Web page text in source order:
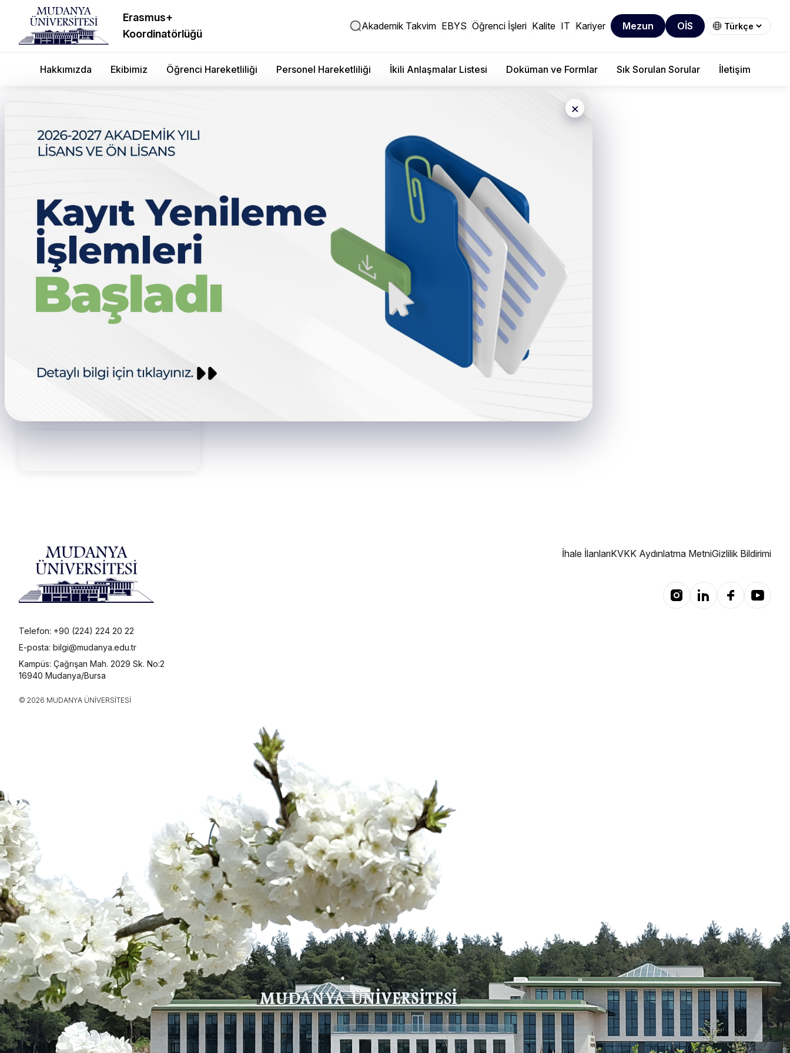
Erasmus+
Koordinatörlüğü
Akademik Takvim EBYS Öğrenci İşleri Kalite IT Kariyer Mezun OİS
Hakkımızda Ekibimiz Öğrenci Hareketliliği Personel Hareketliliği İkili Anlaşmalar Listesi Doküman ve Formlar Sık Sorulan Sorular İletişim
×
Telefon: +90 (224) 224 20 22
E-posta: bilgi@mudanya.edu.tr
Kampüs: Çağrışan Mah. 2029 Sk. No:2
16940 Mudanya/Bursa
© 2026 MUDANYA ÜNIVERSITESI
İhale İlanlarıKVKK Aydınlatma MetniGizlilik Bildirimi